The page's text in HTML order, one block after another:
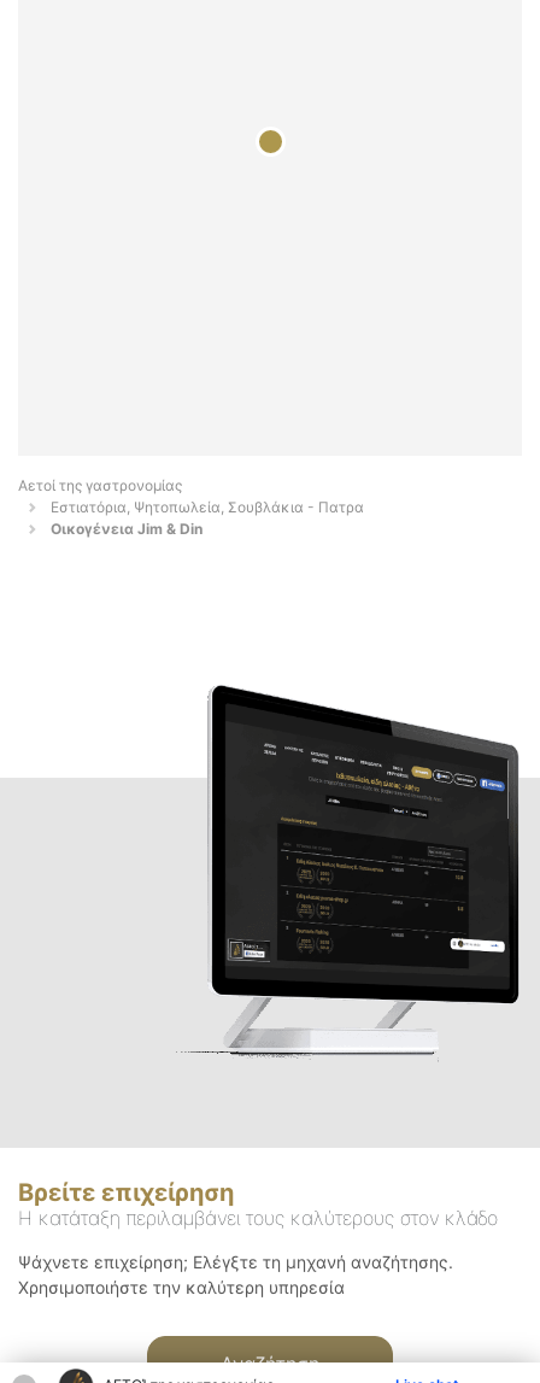
Αετοί της γαστρονομίας
Εστιατόρια, Ψητοπωλεία, Σουβλάκια - Πατρα
Οικογένεια Jim & Din
Βρείτε επιχείρηση
Η κατάταξη περιλαμβάνει τους καλύτερους στον κλάδο
Ψάχνετε επιχείρηση; Ελέγξτε τη μηχανή αναζήτησης.
Χρησιμοποιήστε την καλύτερη υπηρεσία
Αναζήτηση